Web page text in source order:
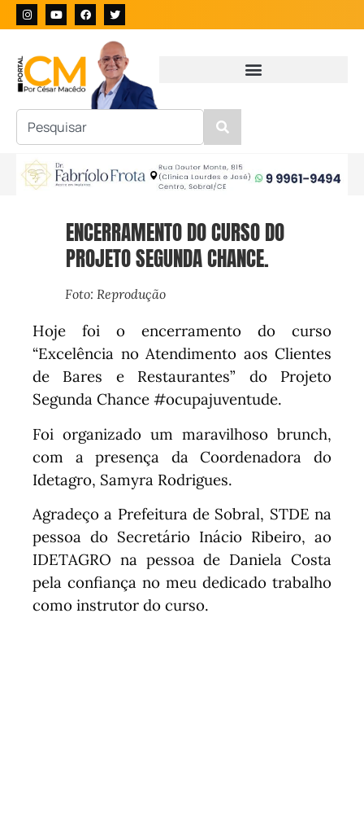
ENCERRAMENTO DO CURSO DO
PROJETO SEGUNDA CHANCE.
Foto: Reprodução
Hoje foi o encerramento do curso
“Excelência no Atendimento aos Clientes
de Bares e Restaurantes” do Projeto
Segunda Chance #ocupajuventude.
Foi organizado um maravilhoso brunch,
com a presença da Coordenadora do
Idetagro, Samyra Rodrigues.
Agradeço a Prefeitura de Sobral, STDE na
pessoa do Secretário Inácio Ribeiro, ao
IDETAGRO na pessoa de Daniela Costa
pela confiança no meu dedicado trabalho
como instrutor do curso.